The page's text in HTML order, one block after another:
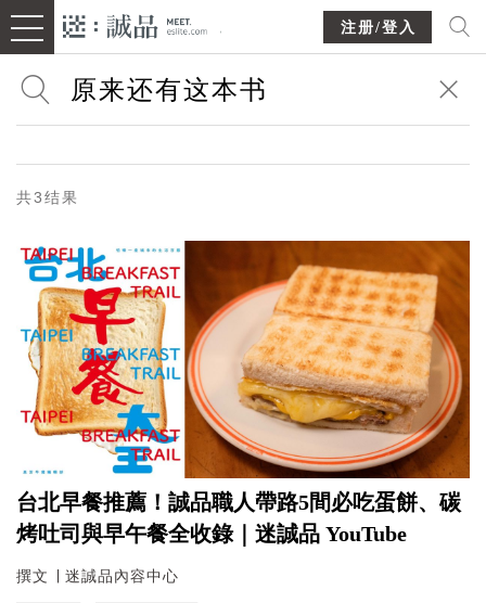
注册/登入
共3结果
台北早餐推薦！誠品職人帶路5間必吃蛋餅、碳
烤吐司與早午餐全收錄｜迷誠品 YouTube
撰文 ∣ 迷誠品內容中心